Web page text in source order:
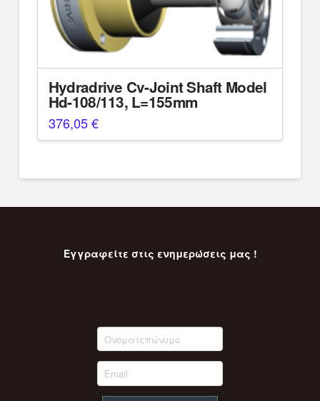
Hydradrive Cv-Joint Shaft Model
Hd-108/113, L=155mm
376,05€
Εγγραφείτε στις ενημερώσεις μας !